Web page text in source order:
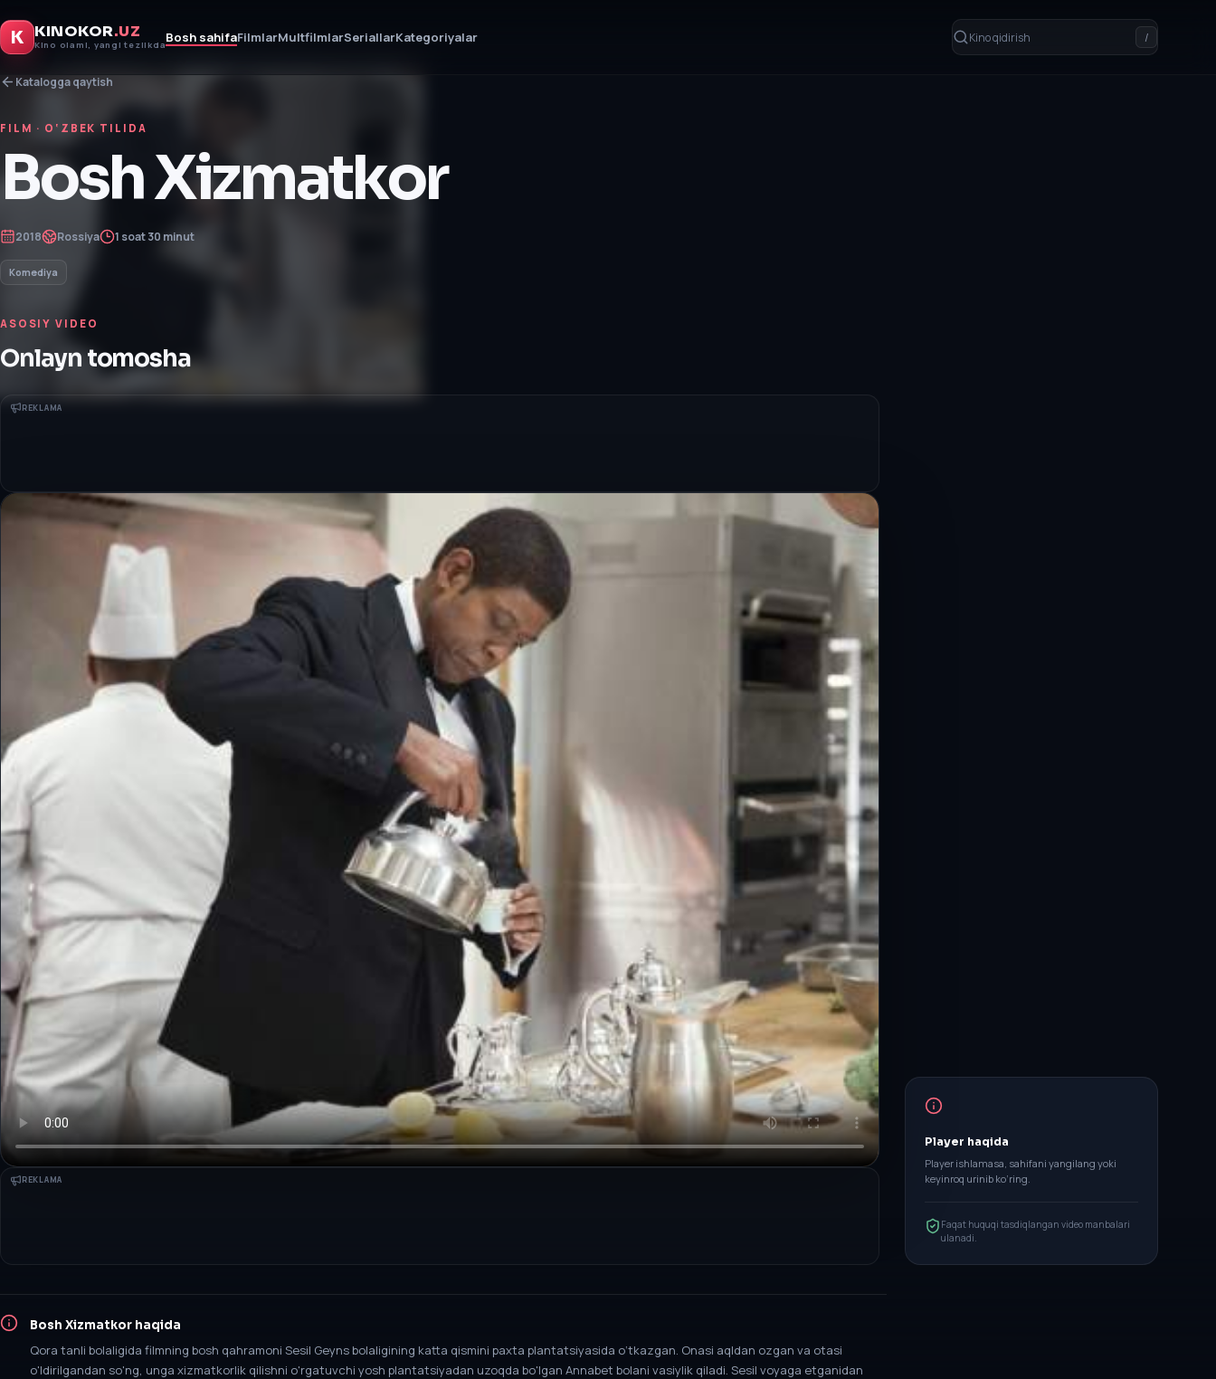
K KINOKOR.UZ
Kino olami, yangi tezlikdaBosh sahifaFilmlarMultfilmlarSeriallarKategoriyalar Kino qidirish /
Katalogga qaytish
FILM · O‘ZBEK TILIDA
Bosh Xizmatkor
2018 Rossiya 1 soat 30 minut
Komediya
ASOSIY VIDEO
Onlayn tomosha
REKLAMA
REKLAMA
Player haqida
Player ishlamasa, sahifani yangilang yoki
keyinroq urinib ko‘ring.
Faqat huquqi tasdiqlangan video manbalari
ulanadi.
Bosh Xizmatkor haqida
Qora tanli bolaligida filmning bosh qahramoni Sesil Geyns bolaligining katta qismini paxta plantatsiyasida o‘tkazgan. Onasi aqldan ozgan va otasi
o'ldirilgandan so'ng, unga xizmatkorlik qilishni o'rgatuvchi yosh plantatsiyadan uzoqda bo'lgan Annabet bolani vasiylik qiladi. Sesil voyaga etganidan